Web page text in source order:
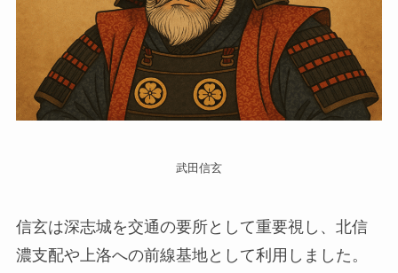
武田信玄
信玄は深志城を交通の要所として重要視し、北信
濃支配や上洛への前線基地として利用しました。